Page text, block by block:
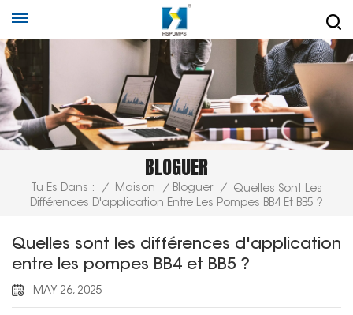
BLOGUER
Tu Es Dans : / Maison / Bloguer /
Quelles Sont Les
Différences D'application Entre Les Pompes BB4 Et BB5 ?
Quelles sont les différences d'application
entre les pompes BB4 et BB5 ?
MAY 26, 2025